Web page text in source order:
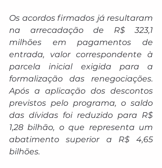
Os acordos firmados já resultaram
na arrecadação de R$ 323,1
milhões em pagamentos de
entrada, valor correspondente à
parcela inicial exigida para a
formalização das renegociações.
Após a aplicação dos descontos
previstos pelo programa, o saldo
das dívidas foi reduzido para R$
1,28 bilhão, o que representa um
abatimento superior a R$ 4,65
bilhões.